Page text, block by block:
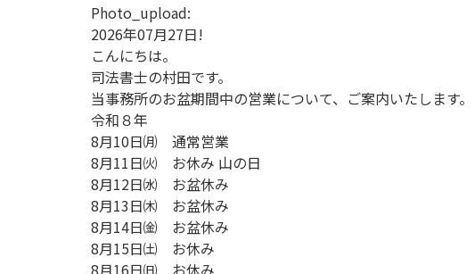
Photo_upload:
2026年07月27日!
こんにちは。
司法書士の村田です。
当事務所のお盆期間中の営業について、ご案内いたします。
令和８年
8月10日㈪ 通常営業
8月11日㈫ お休み 山の日
8月12日㈬ お盆休み
8月13日㈭ お盆休み
8月14日㈮ お盆休み
8月15日㈯ お休み
8月16日㈰ お休み